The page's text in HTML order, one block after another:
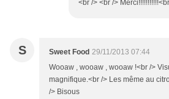
<br /> <br />
S Sweet Food 29/11/2013 07:44
Wooaw , wooaw , wooaw !<br />
magnifique.<br /> Les même au
/> Bisous